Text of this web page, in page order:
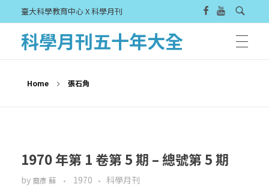
臺大科學教育中心 X 科學月刊
科學月刊五十年大全
Home 張石角
1970 年第 1 卷第 5 期 – 總號第 5 期
by 裔彥 蘇 1970 科學月刊